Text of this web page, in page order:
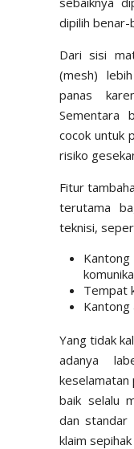
dipilih benar-
Dari sisi
(mesh)
panas
Sementara
cocok untuk
risiko
Fitur
terutama
teknisi,
Tempat
Kantong
Yang tidak
adanya
keselamatan
baik selalu
dan standar
klaim